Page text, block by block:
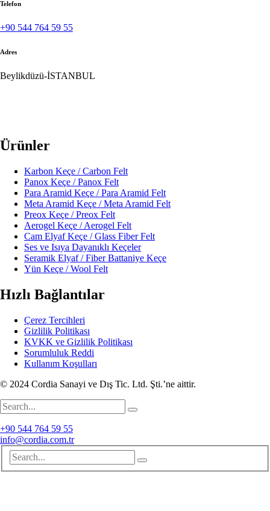
Telefon
+90 544 764 59 55
Adres
Beylikdüzü-İSTANBUL
Ürünler
Karbon Keçe / Carbon Felt
Panox Keçe / Panox Felt
Para Aramid Keçe / Para Aramid Felt
Meta Aramid Keçe / Meta Aramid Felt
Preox Keçe / Preox Felt
Aerogel Keçe / Aerogel Felt
Cam Elyaf Keçe / Glass Fiber Felt
Ses ve Isıya Dayanıklı Keçeler
Seramik Elyaf / Fiber Battaniye Keçe
Yün Keçe / Wool Felt
Hızlı Bağlantılar
Çerez Tercihleri
Gizlilik Politikası
KVKK ve Gizlilik Politikası
Sorumluluk Reddi
Kullanım Koşulları
© 2024 Cordia Sanayi ve Dış Tic. Ltd. Şti.’ne aittir.
+90 544 764 59 55
info@cordia.com.tr